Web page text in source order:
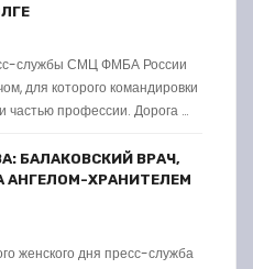
службы СМЦ ФМБА России
для которого командировки
частью профессии. Дорога …
БАЛАКОВСКИЙ ВРАЧ,
АНГЕЛОМ-ХРАНИТЕЛЕМ
женского дня пресс-служба